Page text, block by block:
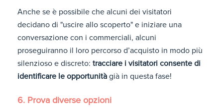
Anche se è possibile che alcuni dei visitatori
decidano di "uscire allo scoperto" e iniziare una
conversazione con i commerciali, alcuni
proseguiranno il loro percorso d’acquisto in modo più
silenzioso e discreto: tracciare i visitatori consente di
identificare le opportunità già in questa fase!
6. Prova diverse opzioni